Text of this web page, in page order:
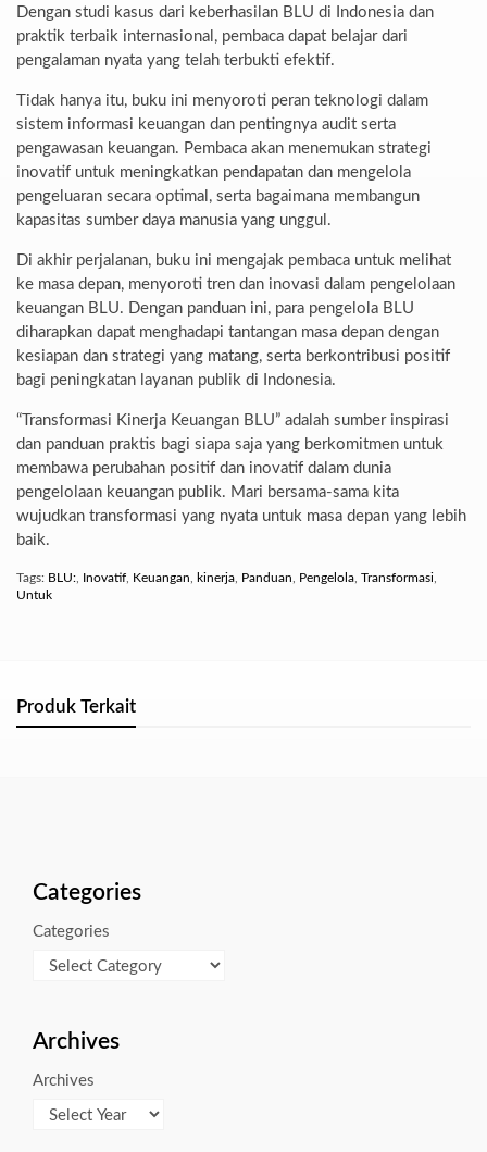
Dengan studi kasus dari keberhasilan BLU di Indonesia dan
praktik terbaik internasional, pembaca dapat belajar dari
pengalaman nyata yang telah terbukti efektif.
Tidak hanya itu, buku ini menyoroti peran teknologi dalam
sistem informasi keuangan dan pentingnya audit serta
pengawasan keuangan. Pembaca akan menemukan strategi
inovatif untuk meningkatkan pendapatan dan mengelola
pengeluaran secara optimal, serta bagaimana membangun
kapasitas sumber daya manusia yang unggul.
Di akhir perjalanan, buku ini mengajak pembaca untuk melihat
ke masa depan, menyoroti tren dan inovasi dalam pengelolaan
keuangan BLU. Dengan panduan ini, para pengelola BLU
diharapkan dapat menghadapi tantangan masa depan dengan
kesiapan dan strategi yang matang, serta berkontribusi positif
bagi peningkatan layanan publik di Indonesia.
“Transformasi Kinerja Keuangan BLU” adalah sumber inspirasi
dan panduan praktis bagi siapa saja yang berkomitmen untuk
membawa perubahan positif dan inovatif dalam dunia
pengelolaan keuangan publik. Mari bersama-sama kita
wujudkan transformasi yang nyata untuk masa depan yang lebih
baik.
Tags: BLU: Inovatif Keuangan kinerja Panduan Pengelola Transformasi
Untuk
Produk Terkait
Categories
Categories
Archives
Archives